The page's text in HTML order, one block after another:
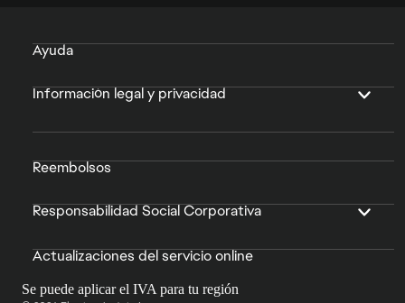
Ayuda
Información legal y privacidad
Reembolsos
Responsabilidad Social Corporativa
Actualizaciones del servicio online
Se puede aplicar el IVA para tu región